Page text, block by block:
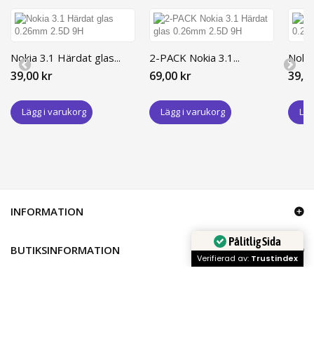
Nokia 3.1 Härdat glas...
39,00 kr
Lägg i varukorg
2-PACK Nokia 3.1...
69,00 kr
Lägg i varukorg
INFORMATION
BUTIKSINFORMATION
Pålitlig Sida
Verifierad av: Trustindex